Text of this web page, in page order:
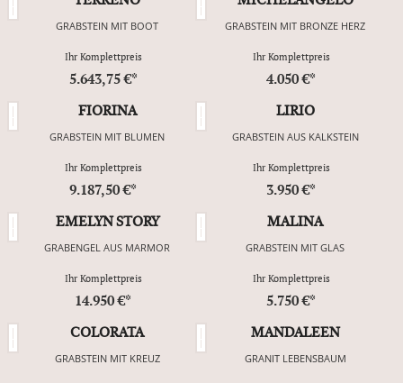
GRABSTEIN MIT BOOT
Ihr Komplettpreis
5.643,75 €*
GRABSTEIN MIT BRONZE HERZ
Ihr Komplettpreis
4.050 €*
FIORINA
GRABSTEIN MIT BLUMEN
Ihr Komplettpreis
9.187,50 €*
LIRIO
GRABSTEIN AUS KALKSTEIN
Ihr Komplettpreis
3.950 €*
EMELYN STORY
GRABENGEL AUS MARMOR
Ihr Komplettpreis
14.950 €*
MALINA
GRABSTEIN MIT GLAS
Ihr Komplettpreis
5.750 €*
COLORATA
GRABSTEIN MIT KREUZ
MANDALEEN
GRANIT LEBENSBAUM